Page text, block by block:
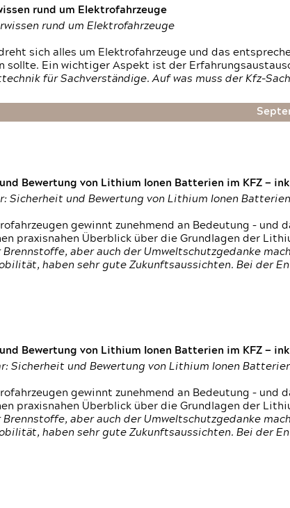
rund um Elektrofahrzeuge
rund um Elektrofahrzeuge
sich alles um Elektrofahrzeuge und das
sollte. Ein wichtiger Aspekt ist der
für Sachverständige. Auf was muss der Kfz-
Bewertung von Lithium Ionen Batterien im KFZ —
Sicherheit und Bewertung von Lithium Ionen
gewinnt zunehmend an Bedeutung –
praxisnahen Überblick über die Grundlagen der
aber auch der Umweltschutzgedanke
haben sehr gute Zukunftsaussichten. Bei der
Bewertung von Lithium Ionen Batterien im KFZ —
Sicherheit und Bewertung von Lithium Ionen
gewinnt zunehmend an Bedeutung –
praxisnahen Überblick über die Grundlagen der
aber auch der Umweltschutzgedanke
haben sehr gute Zukunftsaussichten. Bei der